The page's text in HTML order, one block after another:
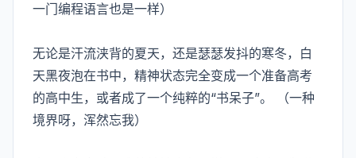
一门编程语言也是一样）
无论是汗流浃背的夏天，还是瑟瑟发抖的寒冬，白
天黑夜泡在书中，精神状态完全变成一个准备高考
的高中生，或者成了一个纯粹的“书呆子”。 （一种
境界呀，浑然忘我）